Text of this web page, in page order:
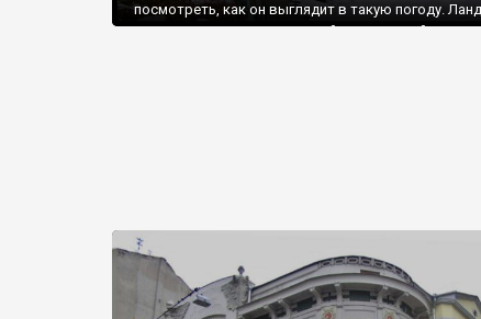
посмотреть, как он выглядит в такую погоду.
сада довольно оригинальный и холмистый.